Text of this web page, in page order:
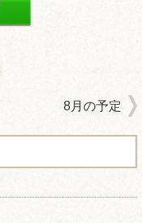
8月の予定